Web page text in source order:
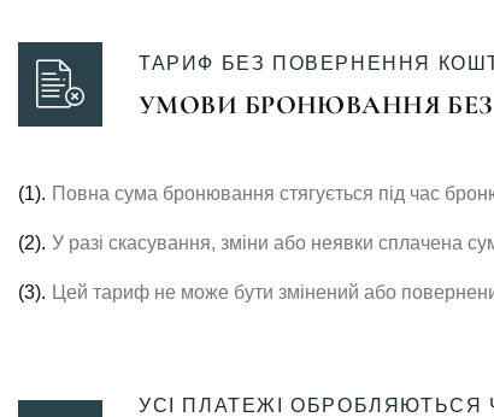
ТАРИФ БЕЗ ПОВЕРНЕННЯ
УМОВИ БРОНЮВАННЯ
(1). Повна сума бронювання стягується під час
(2). У разі скасування, зміни або неявки сплачена
(3). Цей тариф не може бути змінений або
УСІ ПЛАТЕЖІ